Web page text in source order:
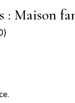
: Maison